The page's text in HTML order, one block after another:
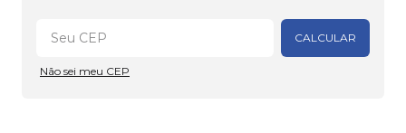
Alterar CEP
CALCULAR
Não sei meu CEP